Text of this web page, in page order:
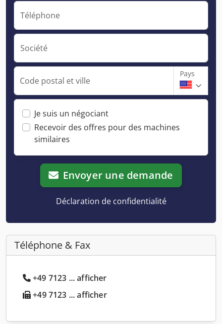
Téléphone
Société
Code postal et ville
Pays
Je suis un négociant
Recevoir des offres pour des machines
similaires
Envoyer une demande
Déclaration de confidentialité
Téléphone & Fax
+49 7123 ... afficher
+49 7123 ... afficher